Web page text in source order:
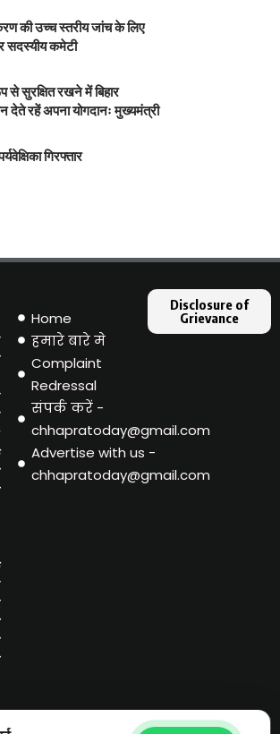
की उच्च स्तरीय जांच के लिए
सदस्यीय कमेटी
से सुरक्षित रखने में बिहार
देते रहें अपना योगदानः मुख्यमंत्री
गिरफ्तार
Home
हमारे बारे मे
Complaint
Redressal
संपर्क करें -
chhapratoday@gmail.com
Advertise with us -
chhapratoday@gmail.com
Disclosure of
Grievance